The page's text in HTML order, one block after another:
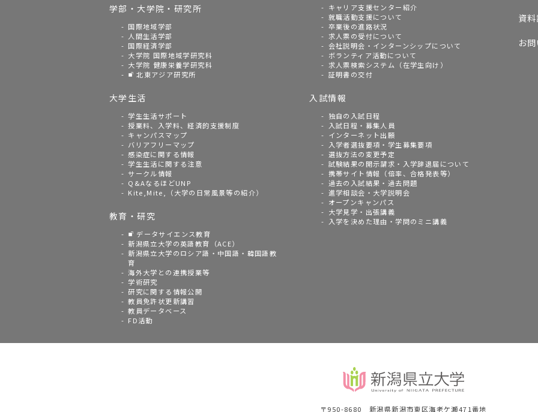
学部・大学院・研究所
国際地域学部
人間生活学部
国際経済学部
大学院 国際地域学研究科
大学院 健康栄養学研究科
北東アジア研究所
大学生活
学生生活サポート
授業料、入学料、経済的支援制度
キャンパスマップ
バリアフリーマップ
感染症に関する情報
学生生活に関する注意
サークル情報
Q&AなるほどUNP
Kite,Mite,（大学の日常風景等の紹介）
教育・研究
データサイエンス教育
新潟県立大学の英語教育（ACE）
新潟県立大学のロシア語・中国語・韓国語教
育
海外大学との連携授業等
学術研究
研究に関する情報公開
教員免許状更新講習
教員データベース
FD活動
キャリア支援センター紹介
就職活動支援について
卒業後の進路状況
求人票の受付について
会社説明会・インターンシップについて
ボランティア活動について
求人票検索システム（在学生向け）
証明書の交付
入試情報
独自の入試日程
入試日程・募集人員
インターネット出願
入学者選抜要項・学生募集要項
選抜方法の変更予定
試験結果の開示請求・入学辞退届について
携帯サイト情報（倍率、合格発表等）
過去の入試結果・過去問題
進学相談会・大学説明会
オープンキャンパス
大学見学・出張講義
入学を決めた理由・学問のミニ講義
資
お
〒950-8680 新潟県新潟市東区海老ケ瀬471番地